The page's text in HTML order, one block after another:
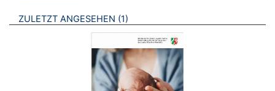
ZULETZT ANGESEHEN 1 BROSCHÜREN